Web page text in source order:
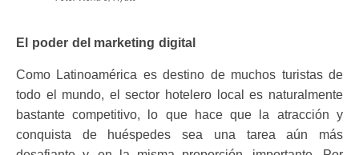
El poder del marketing digital
Como Latinoamérica es destino de muchos turistas de
todo el mundo, el sector hotelero local es naturalmente
bastante competitivo, lo que hace que la atracción y
conquista de huéspedes sea una tarea aún más